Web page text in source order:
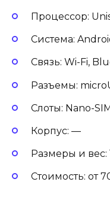
Процессор:
Система:
Связь: Wi-Fi,
Разъемы:
Слоты: Nano-
Корпус: —
Размеры и вес:
Стоимость: от